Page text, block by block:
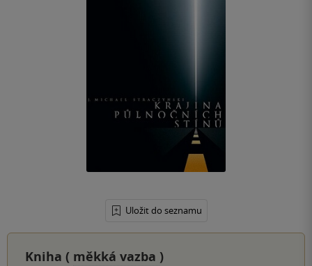
Uložit do seznamu
Kniha ( měkká vazba )